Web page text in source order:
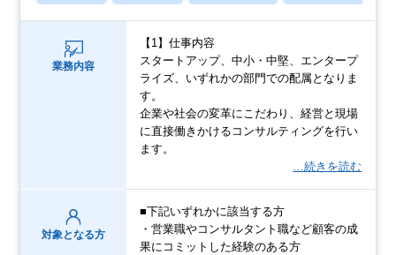
業務内容
【1】仕事内容
スタートアップ、中小・中堅、エンタープ
ライズ、いずれかの部門での配属となりま
す。
企業や社会の変革にこだわり、経営と現場
に直接働きかけるコンサルティングを行い
ます。
…続きを読む
対象となる方
■下記いずれかに該当する方
・営業職やコンサルタント職など顧客の成
果にコミットした経験のある方